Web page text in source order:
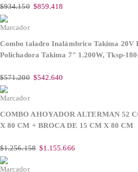
$934.150 $859.418
Combo taladro Inalámbrico Takima 20V
Polichadora Takima 7″ 1.200W, Tksp-
$571.200 $542.640
COMBO AHOYADOR ALTERMAN 52
X 80 CM + BROCA DE 15 CM X 80 CM
$1.256.158 $1.155.666